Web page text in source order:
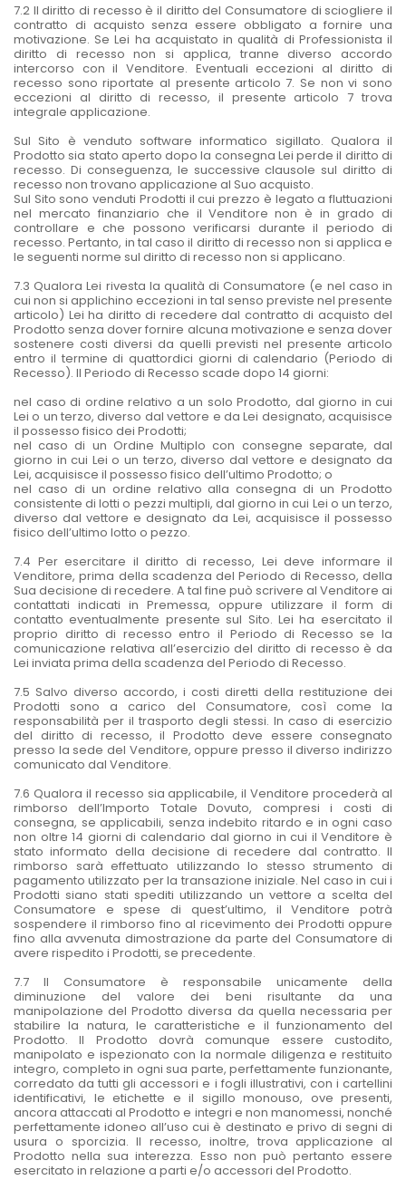
7.2 Il diritto di recesso è il diritto del Consumatore di sciogliere il
contratto di acquisto senza essere obbligato a fornire una
motivazione. Se Lei ha acquistato in qualità di Professionista il
diritto di recesso non si applica, tranne diverso accordo
intercorso con il Venditore. Eventuali eccezioni al diritto di
recesso sono riportate al presente articolo 7. Se non vi sono
eccezioni al diritto di recesso, il presente articolo 7 trova
integrale applicazione.
Sul Sito è venduto software informatico sigillato. Qualora il
Prodotto sia stato aperto dopo la consegna Lei perde il diritto di
recesso. Di conseguenza, le successive clausole sul diritto di
recesso non trovano applicazione al Suo acquisto.
Sul Sito sono venduti Prodotti il cui prezzo è legato a fluttuazioni
nel mercato finanziario che il Venditore non è in grado di
controllare e che possono verificarsi durante il periodo di
recesso. Pertanto, in tal caso il diritto di recesso non si applica e
le seguenti norme sul diritto di recesso non si applicano.
7.3 Qualora Lei rivesta la qualità di Consumatore (e nel caso in
cui non si applichino eccezioni in tal senso previste nel presente
articolo) Lei ha diritto di recedere dal contratto di acquisto del
Prodotto senza dover fornire alcuna motivazione e senza dover
sostenere costi diversi da quelli previsti nel presente articolo
entro il termine di quattordici giorni di calendario (Periodo di
Recesso). Il Periodo di Recesso scade dopo 14 giorni:
nel caso di ordine relativo a un solo Prodotto, dal giorno in cui
Lei o un terzo, diverso dal vettore e da Lei designato, acquisisce
il possesso fisico dei Prodotti;
nel caso di un Ordine Multiplo con consegne separate, dal
giorno in cui Lei o un terzo, diverso dal vettore e designato da
Lei, acquisisce il possesso fisico dell’ultimo Prodotto; o
nel caso di un ordine relativo alla consegna di un Prodotto
consistente di lotti o pezzi multipli, dal giorno in cui Lei o un terzo,
diverso dal vettore e designato da Lei, acquisisce il possesso
fisico dell’ultimo lotto o pezzo.
7.4 Per esercitare il diritto di recesso, Lei deve informare il
Venditore, prima della scadenza del Periodo di Recesso, della
Sua decisione di recedere. A tal fine può scrivere al Venditore ai
contattati indicati in Premessa, oppure utilizzare il form di
contatto eventualmente presente sul Sito. Lei ha esercitato il
proprio diritto di recesso entro il Periodo di Recesso se la
comunicazione relativa all’esercizio del diritto di recesso è da
Lei inviata prima della scadenza del Periodo di Recesso.
7.5 Salvo diverso accordo, i costi diretti della restituzione dei
Prodotti sono a carico del Consumatore, così come la
responsabilità per il trasporto degli stessi. In caso di esercizio
del diritto di recesso, il Prodotto deve essere consegnato
presso la sede del Venditore, oppure presso il diverso indirizzo
comunicato dal Venditore.
7.6 Qualora il recesso sia applicabile, il Venditore procederà al
rimborso dell’Importo Totale Dovuto, compresi i costi di
consegna, se applicabili, senza indebito ritardo e in ogni caso
non oltre 14 giorni di calendario dal giorno in cui il Venditore è
stato informato della decisione di recedere dal contratto. Il
rimborso sarà effettuato utilizzando lo stesso strumento di
pagamento utilizzato per la transazione iniziale. Nel caso in cui i
Prodotti siano stati spediti utilizzando un vettore a scelta del
Consumatore e spese di quest’ultimo, il Venditore potrà
sospendere il rimborso fino al ricevimento dei Prodotti oppure
fino alla avvenuta dimostrazione da parte del Consumatore di
avere rispedito i Prodotti, se precedente.
7.7 Il Consumatore è responsabile unicamente della
diminuzione del valore dei beni risultante da una
manipolazione del Prodotto diversa da quella necessaria per
stabilire la natura, le caratteristiche e il funzionamento del
Prodotto. Il Prodotto dovrà comunque essere custodito,
manipolato e ispezionato con la normale diligenza e restituito
integro, completo in ogni sua parte, perfettamente funzionante,
corredato da tutti gli accessori e i fogli illustrativi, con i cartellini
identificativi, le etichette e il sigillo monouso, ove presenti,
ancora attaccati al Prodotto e integri e non manomessi, nonché
perfettamente idoneo all’uso cui è destinato e privo di segni di
usura o sporcizia. Il recesso, inoltre, trova applicazione al
Prodotto nella sua interezza. Esso non può pertanto essere
esercitato in relazione a parti e/o accessori del Prodotto.